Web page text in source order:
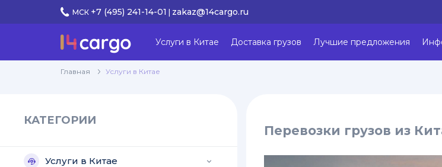
МСК +7 (495) 241-14-01 zakaz@14cargo.ru
Услуги в Китае Доставка грузов Лучшие предложения
Главная Услуги в Китае
КАТЕГОРИИ
Услуги в Китае keyboard_arrow_down
Перевозки грузов из